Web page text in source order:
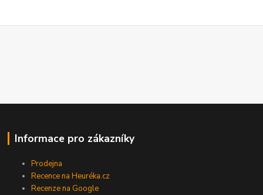
Informace pro zákazníky
Prodejna
Recence na Heuréka.cz
Recenze na Google